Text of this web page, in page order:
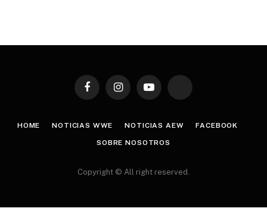
FacebookInstagramYouTube TikTok
HOME NOTICIAS WWE NOTICIAS AEW FACEBOOK
SOBRE NOSOTROS
Copyright © All right reserved.